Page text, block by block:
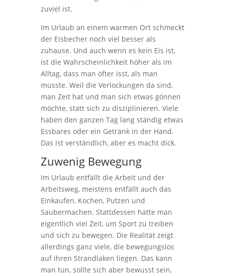
zuviel ist.
Im Urlaub an einem warmen Ort schmeckt
der Eisbecher noch viel besser als
zuhause. Und auch wenn es kein Eis ist,
ist die Wahrscheinlichkeit höher als im
Alltag, dass man öfter isst, als man
müsste. Weil die Verlockungen da sind,
man Zeit hat und man sich etwas gönnen
möchte, statt sich zu disziplinieren. Viele
haben den ganzen Tag lang ständig etwas
Essbares oder ein Getränk in der Hand.
Das ist verständlich, aber es macht dick.
Zuwenig Bewegung
Im Urlaub entfällt die Arbeit und der
Arbeitsweg, meistens entfällt auch das
Einkaufen, Kochen, Putzen und
Saubermachen. Stattdessen hätte man
eigentlich viel Zeit, um Sport zu treiben
und sich zu bewegen. Die Realität zeigt
allerdings ganz viele, die bewegungslos
auf ihren Strandlaken liegen. Das kann
man tun, sollte sich aber bewusst sein,